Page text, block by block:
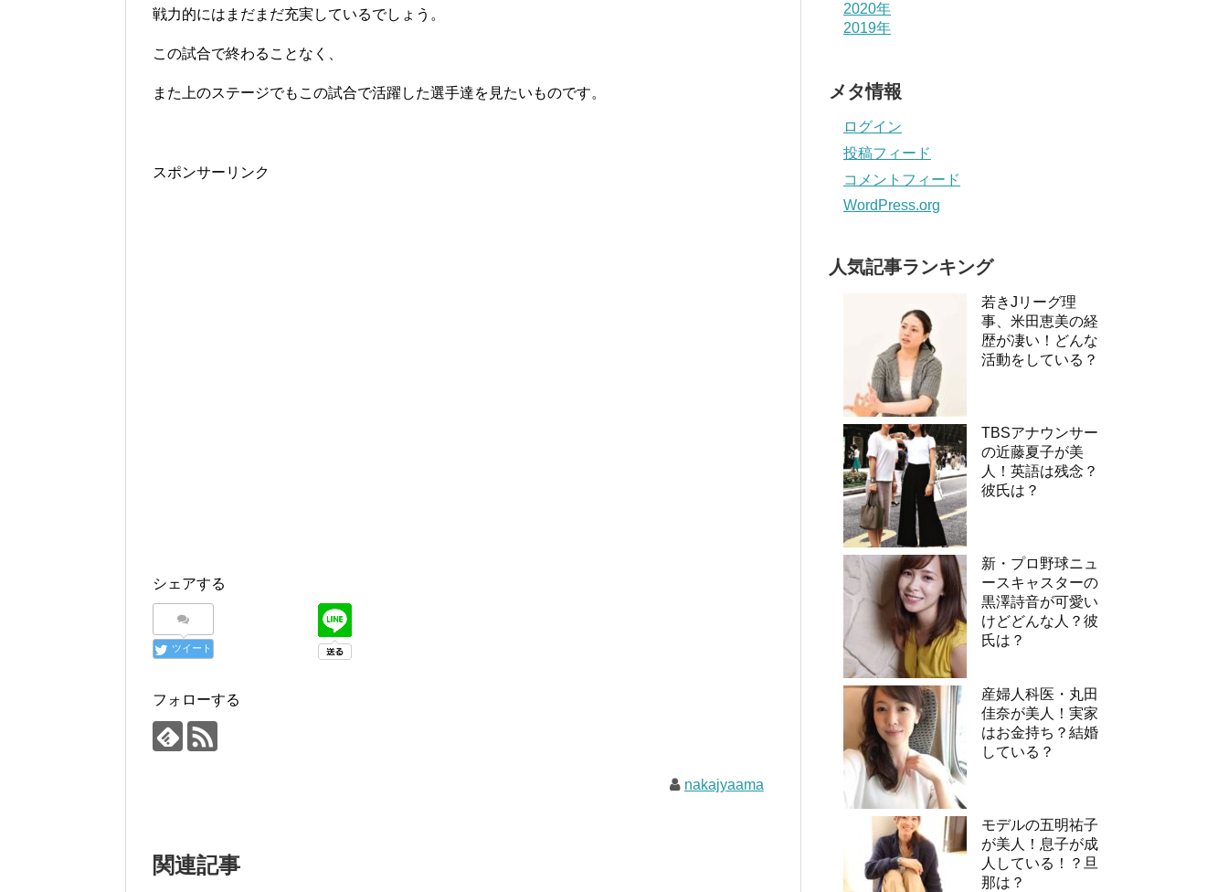
戦力的にはまだまだ充実しているでしょう。
この試合で終わることなく、
また上のステージでもこの試合で活躍した選手達を見たいものです。
スポンサーリンク
シェアする
ツイート
フォローする
nakajyaama
関連記事
2020年
2019年
メタ情報
ログイン
投稿フィード
コメントフィード
WordPress.org
人気記事ランキング
若きJリーグ理
事、米田恵美の経
歴が凄い！どんな
活動をしている？
TBSアナウンサー
の近藤夏子が美
人！英語は残念？
彼氏は？
新・プロ野球ニュ
ースキャスターの
黒澤詩音が可愛い
けどどんな人？彼
氏は？
産婦人科医・丸田
佳奈が美人！実家
はお金持ち？結婚
している？
モデルの五明祐子
が美人！息子が成
人している！？旦
那は？